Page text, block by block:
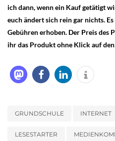
ich dann, wenn ein Kauf getätigt
euch ändert sich rein gar nichts.
Gebühren erhoben. Der Preis des
ihr das Produkt ohne Klick auf
GRUNDSCHULE INTERNET
LESESTARTER